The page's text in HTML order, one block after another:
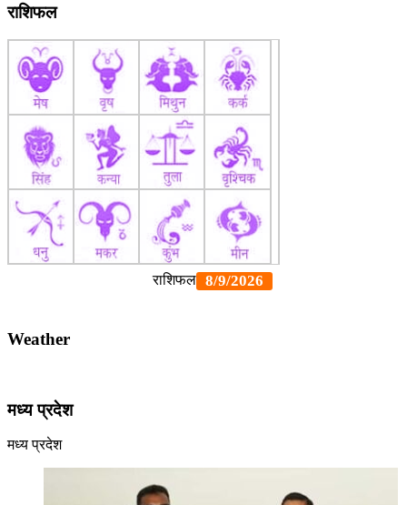
राशिफल
Weather
मध्य प्रदेश
मध्य प्रदेश